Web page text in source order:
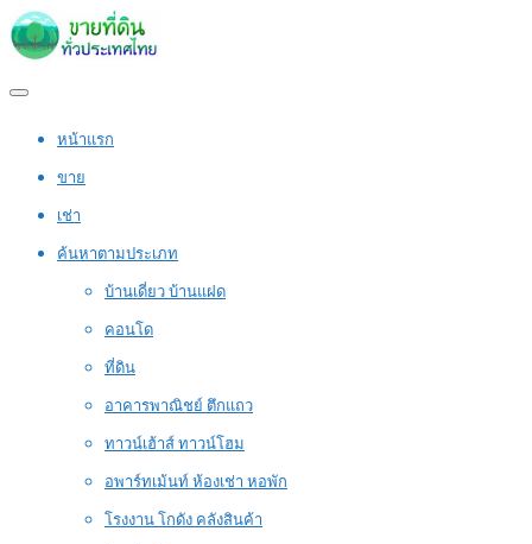
หน้าแรก
ขาย
เช่า
ค้นหาตามประเภท
บ้านเดี่ยว บ้านแฝด
คอนโด
ที่ดิน
อาคารพาณิชย์ ตึกแถว
ทาวน์เฮ้าส์ ทาวน์โฮม
อพาร์ทเม้นท์ ห้องเช่า หอพัก
โรงงาน โกดัง คลังสินค้า